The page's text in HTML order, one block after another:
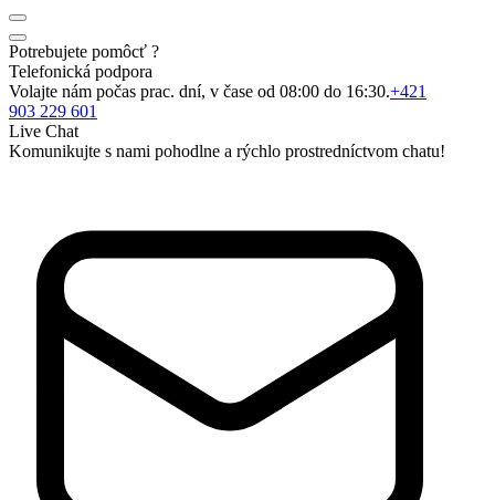
Potrebujete pomôcť ?
Telefonická podpora
Volajte nám počas prac. dní, v čase od 08:00 do 16:30.+421
903 229 601
Live Chat
Komunikujte s nami pohodlne a rýchlo prostredníctvom chatu!